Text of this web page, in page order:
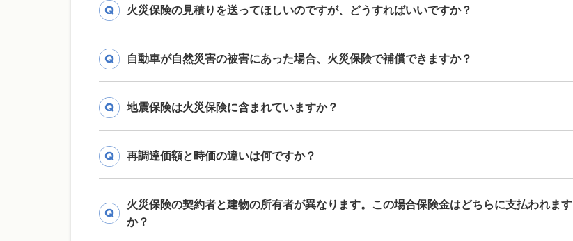
火災保険の見積りを送ってほしいのですが、どうすればいいですか？
自動車が自然災害の被害にあった場合、火災保険で補償できますか？
地震保険は火災保険に含まれていますか？
再調達価額と時価の違いは何ですか？
火災保険の契約者と建物の所有者が異なります。この場合保険金はどちらに支払われます
か？